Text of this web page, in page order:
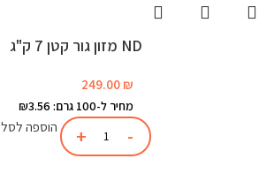
ND מזון גור קטן 7 ק"ג
249.00 ₪
מחיר ל-100 גרם: ₪3.56
הוספה לסל